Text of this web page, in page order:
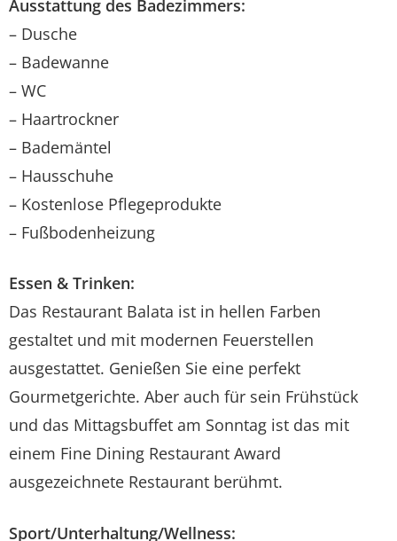
Ausstattung des Badezimmers:
– Dusche
– Badewanne
– WC
– Haartrockner
– Bademäntel
– Hausschuhe
– Kostenlose Pflegeprodukte
– Fußbodenheizung
Essen & Trinken:
Das Restaurant Balata ist in hellen Farben
gestaltet und mit modernen Feuerstellen
ausgestattet. Genießen Sie eine perfekt
Gourmetgerichte. Aber auch für sein Frühstück
und das Mittagsbuffet am Sonntag ist das mit
einem Fine Dining Restaurant Award
ausgezeichnete Restaurant berühmt.
Sport/Unterhaltung/Wellness: